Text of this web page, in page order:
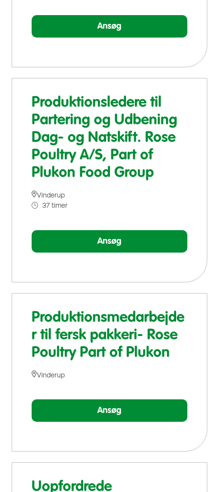
Ansøg
Produktionsledere til
Partering og Udbening
Dag- og Natskift. Rose
Poultry A/S, Part of
Plukon Food Group
Vinderup
37 timer
Ansøg
Produktionsmedarbejde
r til fersk pakkeri- Rose
Poultry Part of Plukon
Vinderup
Ansøg
Uopfordrede